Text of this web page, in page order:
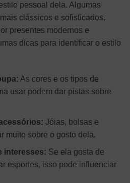
pessoal dela. Algumas
clássicos e sofisticados,
presentes modernos e
dicas para identificar o estilo
As cores e os tipos de
usar podem dar pistas sobre
Jóias, bolsas e
muito sobre o gosto dela.
interesses: Se ela gosta de
esportes, isso pode influenciar